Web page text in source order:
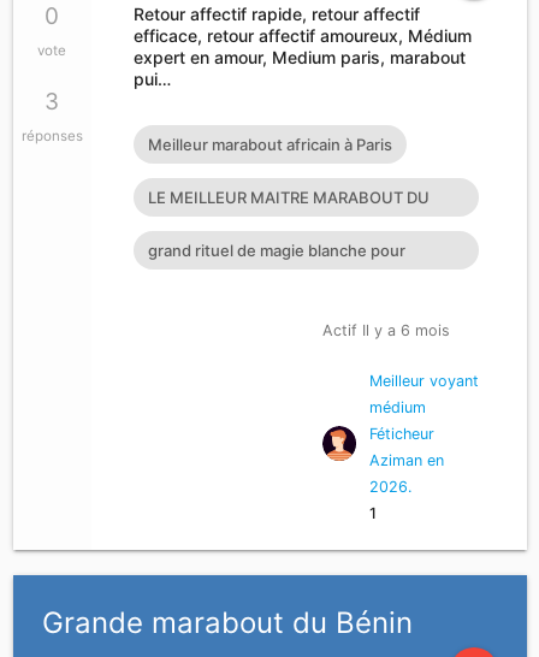
0
vote
3
réponses
Retour affectif rapide, retour affectif
efficace, retour affectif amoureux, Médium
expert en amour, Medium paris, marabout
pui…
Meilleur marabout africain à Paris
LE MEILLEUR MAITRE MARABOUT DU
MONDE LE PLUS GRAND ET PUISSANT M
grand rituel de magie blanche pour
Actif Il y a 6 mois
Meilleur voyant
médium
Féticheur
Aziman en
2026.
1
Grande marabout du Bénin